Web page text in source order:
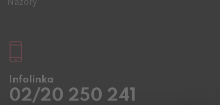
Infolinka
02/20 250 241